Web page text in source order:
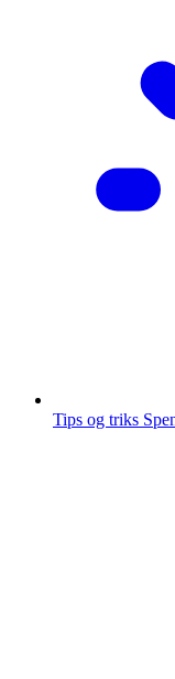
Tips og triks